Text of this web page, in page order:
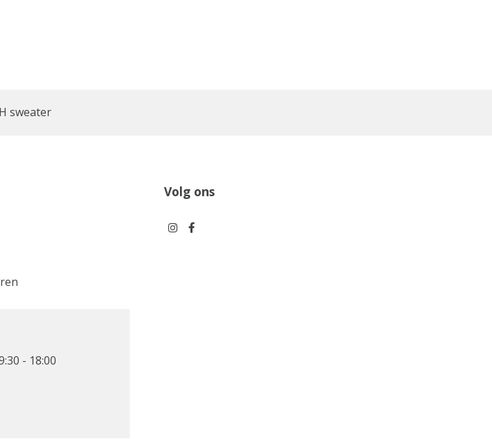
sweater
Volg ons
- 18:00